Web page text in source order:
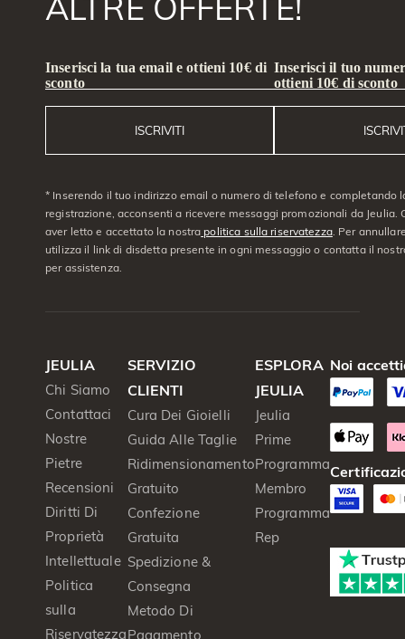
Inserisci la tua email e ottieni 10€ di
sconto
ISCRIVITI
Inserisci il tuo
ottieni 10€ di sconto
* Inserendo il tuo indirizzo email o numero di telefono e completando
registrazione, acconsenti a ricevere messaggi promozionali da Jeulia.
aver letto e accettato la nostra politica sulla riservatezza. Per
utilizza il link di disdetta presente in ogni messaggio o contatta il
per assistenza.
JEULIA
Chi Siamo
Contattaci
Nostre
Pietre
Recensioni
Diritti Di
Proprietà
Intellettuale
Politica
sulla
Riservatezza
SERVIZIO
CLIENTI
Cura Dei Gioielli
Guida Alle Taglie
Ridimensionamento
Gratuito
Confezione
Gratuita
Spedizione &
Consegna
Metodo Di
Pagamento
ESPLORA
JEULIA
Jeulia
Prime
Programma
Membro
Programma
Rep
Noi